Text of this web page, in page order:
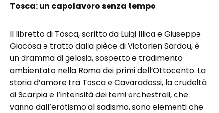
Tosca: un capolavoro senza tempo
Il libretto di Tosca, scritto da Luigi Illica e Giuseppe
Giacosa e tratto dalla pièce di Victorien Sardou, è
un dramma di gelosia, sospetto e tradimento
ambientato nella Roma dei primi dell’Ottocento. La
storia d’amore tra Tosca e Cavaradossi, la crudeltà
di Scarpia e l’intensità dei temi orchestrali, che
vanno dall’erotismo al sadismo, sono elementi che